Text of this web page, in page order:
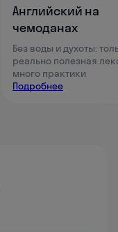
Английский на
чемоданах
Без воды и духоты:
реально полезная
много практики
Подробнее